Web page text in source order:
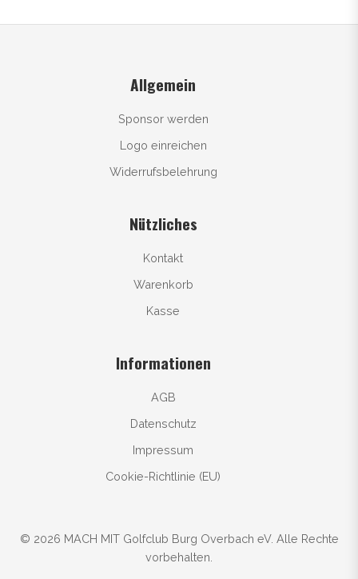
Allgemein
Sponsor werden
Logo einreichen
Widerrufsbelehrung
Nützliches
Kontakt
Warenkorb
Kasse
Informationen
AGB
Datenschutz
Impressum
Cookie-Richtlinie (EU)
© 2026 MACH MIT Golfclub Burg Overbach eV. Alle Rechte
vorbehalten.